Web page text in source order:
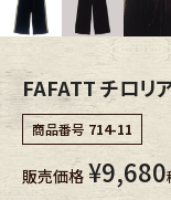
Bottoms
レディ
Tops
FAFATT チロリ
商品番号 714-11
販売価格 ¥9,680